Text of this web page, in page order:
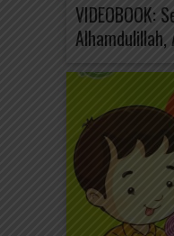
VIDEOBOOK:
Alhamdulillah,